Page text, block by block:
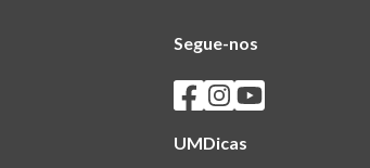
Segue-nos
Seguir os SASUM no
Seguir os SASUM no
Seguir os SASUM
UMDicas